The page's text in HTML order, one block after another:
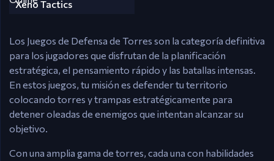
Xeno Tactics
Los Juegos de Defensa de Torres son la categoría definitiva
para los jugadores que disfrutan de la planificación
estratégica, el pensamiento rápido y las batallas intensas.
En estos juegos, tu misión es defender tu territorio
colocando torres y trampas estratégicamente para
detener oleadas de enemigos que intentan alcanzar su
objetivo.
Con una amplia gama de torres, cada una con habilidades